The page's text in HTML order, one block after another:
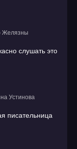
Желязны
слушать это
Устинова
писательница